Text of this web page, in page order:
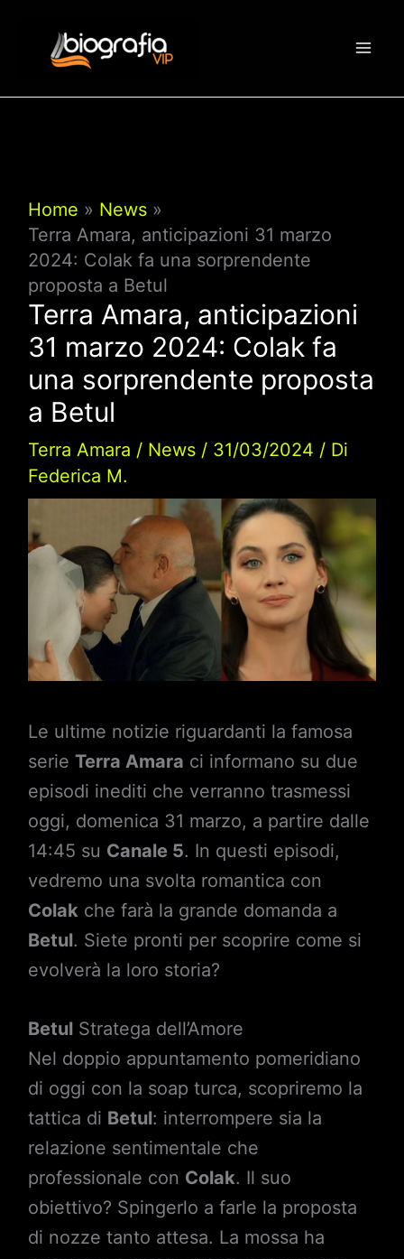
contenuto
Home
News
Terra Amara, anticipazioni 31 marzo
2024: Colak fa una sorprendente
proposta a Betul
Terra Amara, anticipazioni
31 marzo 2024: Colak fa
una sorprendente proposta
a Betul
Terra Amara / News/ 31/03/2024 / Di
Federica M.
Le ultime notizie riguardanti la famosa
serie Terra Amara ci informano su due
episodi inediti che verranno trasmessi
oggi, domenica 31 marzo, a partire dalle
14:45 su Canale 5. In questi episodi,
vedremo una svolta romantica con
Colakche farà la grande domanda a
Betul. Siete pronti per scoprire come si
evolverà la loro storia?
BetulStratega dell’Amore
Nel doppio appuntamento pomeridiano
di oggi con la soap turca, scopriremo la
tattica di Betul: interrompere sia la
relazione sentimentale che
professionale con Colak. Il suo
obiettivo? Spingerlo a farle la proposta
di nozze tanto attesa. La mossa ha